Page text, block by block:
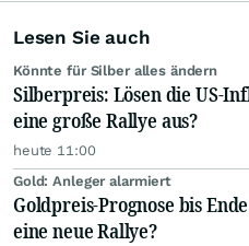
Lesen Sie auch
Könnte für Silber alles ändern
Silberpreis: Lösen die US-
eine große Rallye aus?
heute 11:00
Gold: Anleger alarmiert
Goldpreis-Prognose bis
eine neue Rallye?